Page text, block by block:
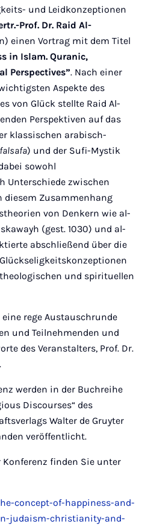
und Leidkonzeptionen
Prof. Dr. Raid Al-
einen Vortrag mit dem Titel
in Islam. Quranic,
Perspectives”. Nach einer
Aspekte des
von Glück stellte Raid Al-
Perspektiven auf das
klassischen arabisch-
falsafa) und der Sufi-Mystik
sowohl
Unterschiede zwischen
diesem Zusammenhang
von Denkern wie al-
(gest. 1030) und al-
abschließend über die
und spirituellen
rege Austauschrunde
und Teilnehmenden und
des Veranstalters, Prof. Dr.
werden in der Buchreihe
Discourses“ des
Walter de Gruyter
veröffentlicht.
finden Sie unter
concept-of-happiness-and-
judaism-christianity-and-